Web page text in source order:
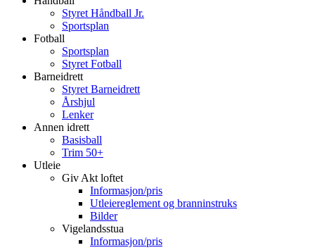
Styret Håndball Jr.
Sportsplan
Fotball
Sportsplan
Styret Fotball
Barneidrett
Styret Barneidrett
Årshjul
Lenker
Annen idrett
Basisball
Trim 50+
Utleie
Giv Akt loftet
Informasjon/pris
Utleiereglement og branninstruks
Bilder
Vigelandsstua
Informasjon/pris